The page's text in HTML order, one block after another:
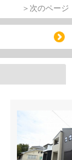
＞次のページ